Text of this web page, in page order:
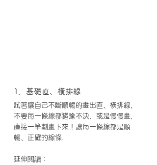
1．基礎直、橫排線
試著讓自己不斷順暢的畫出直、橫排線，
不要每一條線都猶豫不決，或是慢慢畫，
直接一筆劃畫下來！讓每一條線都是順
暢、正確的線條.
延伸閱讀：